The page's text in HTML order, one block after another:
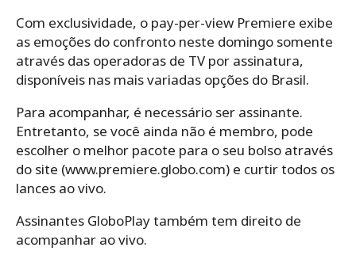
Com exclusividade, o pay-per-view Premiere exibe
as emoções do confronto neste domingo somente
através das operadoras de TV por assinatura,
disponíveis nas mais variadas opções do Brasil.
Para acompanhar, é necessário ser assinante.
Entretanto, se você ainda não é membro, pode
escolher o melhor pacote para o seu bolso através
do site (www.premiere.globo.com) e curtir todos os
lances ao vivo.
Assinantes GloboPlay também tem direito de
acompanhar ao vivo.